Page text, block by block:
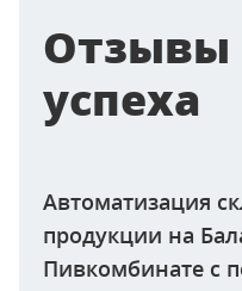
Отзывы
успеха
Автоматизация
продукции на
Пивкомбинате с